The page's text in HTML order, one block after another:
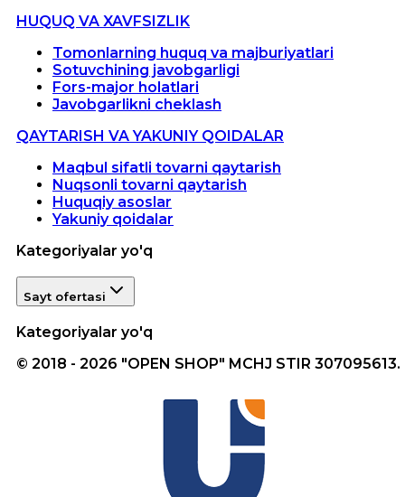
HUQUQ VA XAVFSIZLIK
Tomonlarning huquq va majburiyatlari
Sotuvchining javobgarligi
Fors-major holatlari
Javobgarlikni cheklash
QAYTARISH VA YAKUNIY QOIDALAR
Maqbul sifatli tovarni qaytarish
Nuqsonli tovarni qaytarish
Huquqiy asoslar
Yakuniy qoidalar
Kategoriyalar yo'q
Sayt ofertasi
Kategoriyalar yo'q
© 2018 - 2026 "OPEN SHOP" MCHJ STIR 307095613.